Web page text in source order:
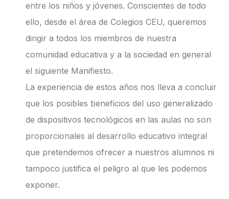
entre los niños y jóvenes. Conscientes de todo
ello, desde el área de Colegios CEU, queremos
dirigir a todos los miembros de nuestra
comunidad educativa y a la sociedad en general
el siguiente Manifiesto.
La experiencia de estos años nos lleva a concluir
que los posibles beneficios del uso generalizado
de dispositivos tecnológicos en las aulas no son
proporcionales al desarrollo educativo integral
que pretendemos ofrecer a nuestros alumnos ni
tampoco justifica el peligro al que les podemos
exponer.